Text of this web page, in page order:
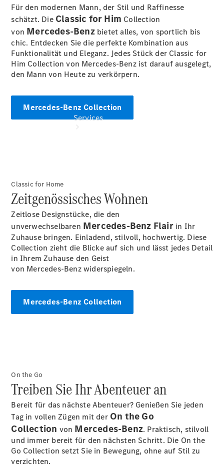
Online
Store
Services
Übersicht
Reifen &
Kompletträder
Teile &
Zubehör
Pannen- &
Schadenhilfe
Werkstatt
Rückrufe &
Umrüstungen
Finanzdienste
Digitale
Extras
Für den modernen Mann, der Stil und Raffinesse
schätzt. Die Classic for Him Collection
von Mercedes-Benzbietet alles, von sportlich bis
chic. Entdecken Sie die perfekte Kombination aus
Funktionalität und Eleganz. Jedes Stück der Classic for
Him Collection von Mercedes-Benz ist darauf ausgelegt,
den Mann von Heute zu verkörpern.
Mercedes-Benz Collection
Classic for Home
Zeitgenössisches Wohnen
Zeitlose Designstücke, die den
unverwechselbaren Mercedes‑Benz Flairin Ihr
Zuhause bringen. Einladend, stilvoll, hochwertig. Diese
Collection zieht die Blicke auf sich und lässt jedes Detail
in Ihrem Zuhause den Geist
von Mercedes‑Benz widerspiegeln.
Mercedes-Benz Collection
On the Go
Treiben Sie Ihr Abenteuer an
Bereit für das nächste Abenteuer? Genießen Sie jeden
Tag in vollen Zügen mit der On the Go
Collection von Mercedes-Benz. Praktisch, stilvoll
und immer bereit für den nächsten Schritt. Die On the
Go Collection setzt Sie in Bewegung, ohne auf Stil zu
verzichten.